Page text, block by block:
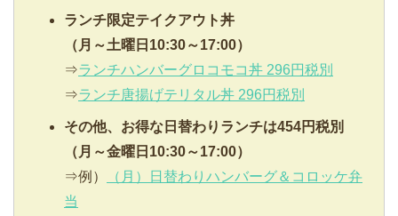
ランチ限定テイクアウト丼
（月～土曜日10:30～17:00）
⇒ランチハンバーグロコモコ丼 296円税別
⇒ランチ唐揚げテリタル丼 296円税別
その他、お得な日替わりランチは454円税別
（月～金曜日10:30～17:00）
⇒例）
（月）日替わりハンバーグ＆コロッケ弁
当